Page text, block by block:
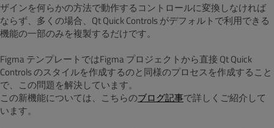
ザインを何らかの方法で動作するコントロールに変換しなければ
ならず、多くの場合、Qt Quick Controls がデフォルトで利用できる
機能の一部のみを複製するだけです。
Figma テンプレートではFigma プロジェクトから直接 Qt Quick
Controls のスタイルを作成するのと同様のプロセスを作成すること
で、この問題を解決しています。
この新機能については、こちらのブログ記事で詳しくご紹介して
います。